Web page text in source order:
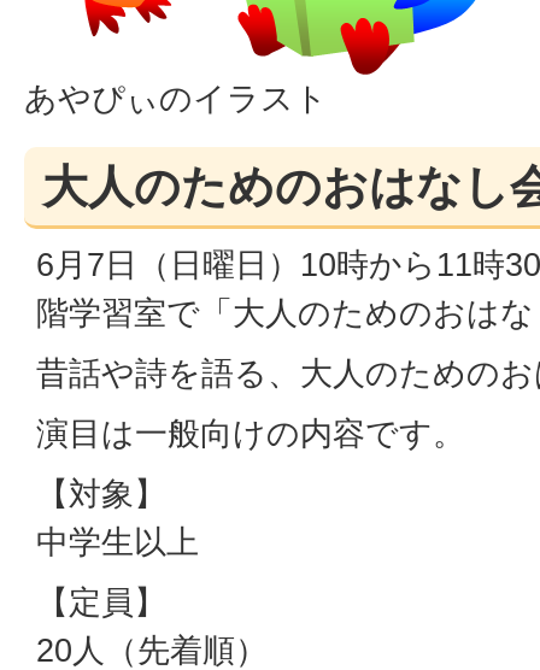
あやぴぃのイラスト
大人のためのおはなし
6月7日（日曜日）10時から11時
階学習室で「大人のためのおは
昔話や詩を語る、大人のための
演目は一般向けの内容です。
【対象】
中学生以上
【定員】
20人（先着順）